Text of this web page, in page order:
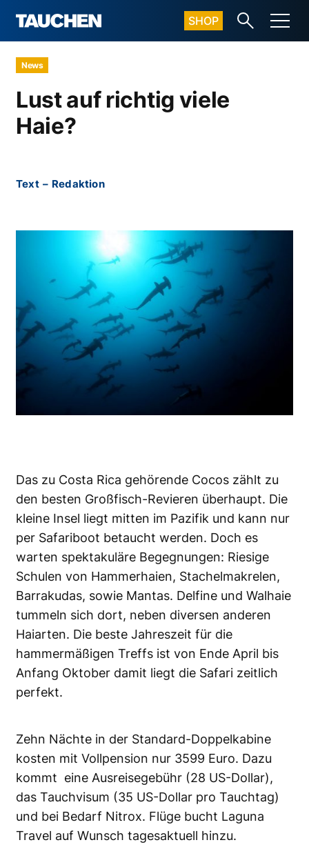
SHOP
News
Lust auf richtig viele
Haie?
Text – Redaktion
Das zu Costa Rica gehörende Cocos zählt zu
den besten Großfisch-Revieren überhaupt. Die
kleine Insel liegt mitten im Pazifik und kann nur
per Safariboot betaucht werden. Doch es
warten spektakuläre Begegnungen: Riesige
Schulen von Hammerhaien, Stachelmakrelen,
Barrakudas, sowie Mantas. Delfine und Walhaie
tummeln sich dort, neben diversen anderen
Haiarten. Die beste Jahreszeit für die
hammermäßigen Treffs ist von Ende April bis
Anfang Oktober damit liegt die Safari zeitlich
perfekt.
Zehn Nächte in der Standard-Doppelkabine
kosten mit Vollpension nur 3599 Euro. Dazu
kommt eine Ausreisegebühr (28 US-Dollar),
das Tauchvisum (35 US-Dollar pro Tauchtag)
und bei Bedarf Nitrox. Flüge bucht Laguna
Travel auf Wunsch tagesaktuell hinzu.